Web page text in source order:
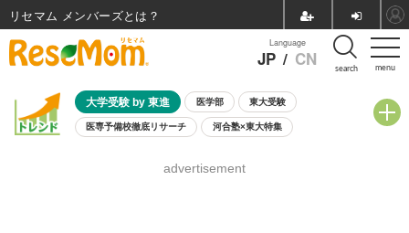
menu
Language
JP / CN search
大学受験 by 東進 医学部 東大受験
医専予備校徹底リサーチ 河合塾×東大特集
8月開催学校説明会・相談会
advertisement
リセマム メンバーズ